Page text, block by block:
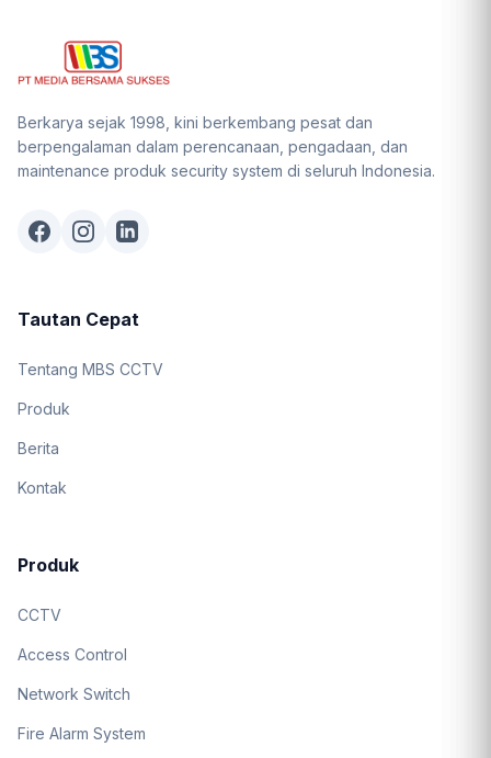
Berkarya sejak 1998, kini berkembang pesat dan
berpengalaman dalam perencanaan, pengadaan, dan
maintenance produk security system di seluruh Indonesia.
Tautan Cepat
Tentang MBS CCTV
Produk
Berita
Kontak
Produk
CCTV
Access Control
Network Switch
Fire Alarm System